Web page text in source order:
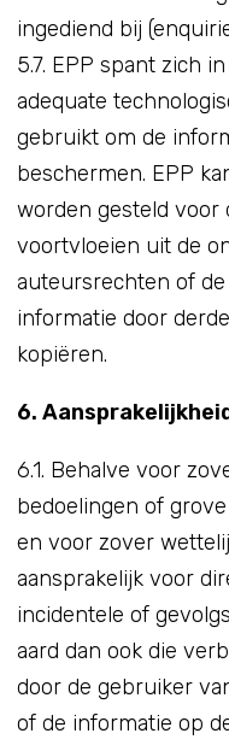
ingediend bij
5.7. EPP spant zich
adequate
gebruikt om de
beschermen. EPP
worden gesteld voor
voortvloeien uit de
auteursrechten of
informatie door
kopiëren.
6.
6.1. Behalve voor
bedoelingen of
en voor zover
aansprakelijk voor
incidentele of
aard dan ook die
door de gebruiker
of de informatie op